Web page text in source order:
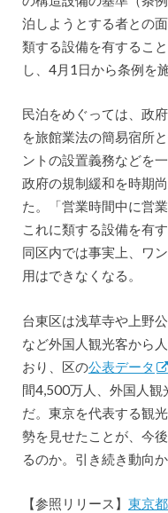
泊しようとする者との
類する設備を有するこ
し、4月1日から条例を
民泊をめぐっては、政
を旅館業法の簡易宿所
ントの設置義務などを
政府の規制緩和を時期
た。「営業時間中に営
これに類する設備を有
同区内では事実上、ワ
用はできなくなる。
台東区は浅草寺や上野
など外国人観光客から
おり、区の公表データ
間4,500万人、外国人観
だ。東京を代表する観
勢を見せたことが、今
るのか。引き続き動向
【参照リリース】 東京